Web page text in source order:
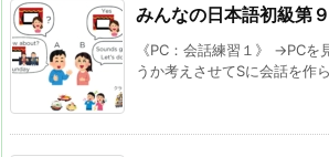
みんなの日本語初級第
《PC：会話練習１》 →PCを
うか考えさせてSに会話を作